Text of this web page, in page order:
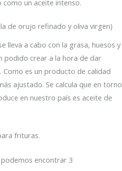
como un aceite intenso.
de orujo refinado y oliva virgen)
lleva a cabo con la grasa, huesos y
podido crear a la hora de dar
es un producto de calidad
ajustado. Se calcula que en torno
en nuestro país es aceite de
frituras.
encontrar 3